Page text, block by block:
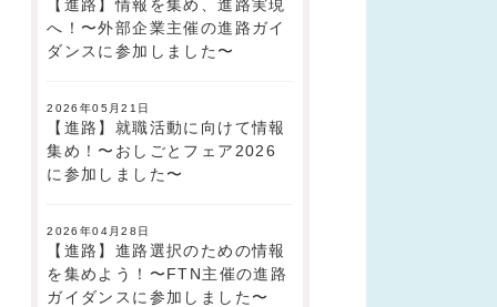
【進路】情報を集め、進路実現
へ！〜外部企業主催の進路ガイ
ダンスに参加しました〜
2026年05月21日
【進路】就職活動に向けて情報
集め！〜おしごとフェア2026
に参加しました〜
2026年04月28日
【進路】進路選択のための情報
を集めよう！〜FTN主催の進路
ガイダンスに参加しました〜